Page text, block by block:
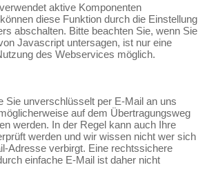
aktive Komponenten
diese Funktion durch die Einstellung
abschalten. Bitte beachten Sie, wenn Sie
Javascript untersagen, ist nur eine
des Webservices möglich.
Sie unverschlüsselt per E-Mail an uns
auf dem Übertragungsweg
werden. In der Regel kann auch Ihre
werden und wir wissen nicht wer sich
Adresse verbirgt. Eine rechtssichere
einfache E-Mail ist daher nicht